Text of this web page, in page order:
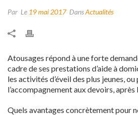
Par Le 19 mai 2017 DansActualités
Atousages répond à une forte
cadre de ses prestations d’aide à
les activités d’éveil des plus jeunes,
l’accompagnement aux devoirs, après
Quels avantages concrètement pour